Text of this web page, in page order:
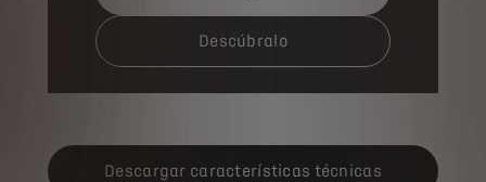
Descúbralo
Descargar características técnicas